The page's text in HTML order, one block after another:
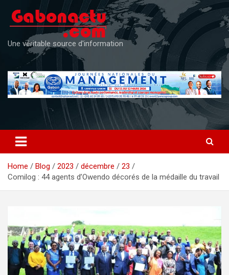
content
Une véritable source d'information
Home Blog 2023 décembre
23
Comilog : 44 agents d’Owendo décorés de la médaille du travail